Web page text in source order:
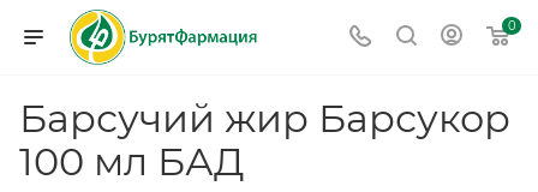
0
Барсучий жир Барсукор
100 мл БАД